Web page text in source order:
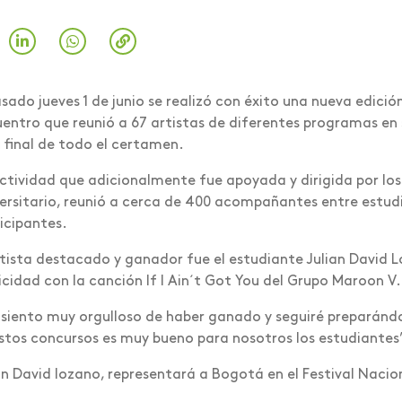
jueves 1 de junio se realizó con éxito una nueva
que reunió a 67 artistas de diferentes programas
final de todo el certamen.
que adicionalmente fue apoyada y dirigida por
reunió a cerca de 400 acompañantes entre
destacado y ganador fue el estudiante Julian David
con la canción If I Ain´t Got You del Grupo Maroon V.
siento muy orgulloso de haber ganado y seguiré
concursos es muy bueno para nosotros los
David lozano, representará a Bogotá en el Festival